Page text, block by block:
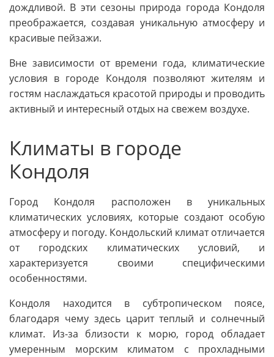
дождливой. В эти сезоны природа города Кондоля
преображается, создавая уникальную атмосферу и
красивые пейзажи.
Вне зависимости от времени года, климатические
условия в городе Кондоля позволяют жителям и
гостям наслаждаться красотой природы и проводить
активный и интересный отдых на свежем воздухе.
Климаты в городе
Кондоля
Город Кондоля расположен в уникальных
климатических условиях, которые создают особую
атмосферу и погоду. Кондольский климат отличается
от городских климатических условий, и
характеризуется своими специфическими
особенностями.
Кондоля находится в субтропическом поясе,
благодаря чему здесь царит теплый и солнечный
климат. Из-за близости к морю, город обладает
умеренным морским климатом с прохладными